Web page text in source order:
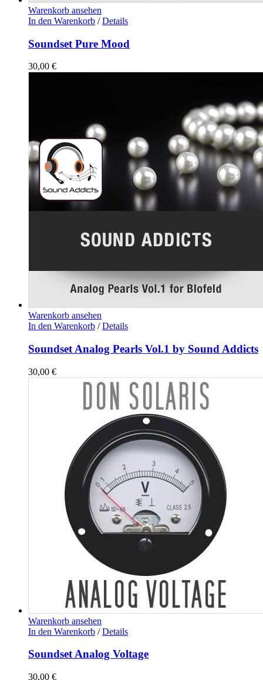
Warenkorb ansehen
In den Warenkorb / Details
Soundset Pure Mood
30,00 €
Warenkorb ansehen
In den Warenkorb / Details
Soundset Analog Pearls Vol.1 by Sound Addicts
30,00 €
Warenkorb ansehen
In den Warenkorb / Details
Soundset Analog Voltage
30,00 €